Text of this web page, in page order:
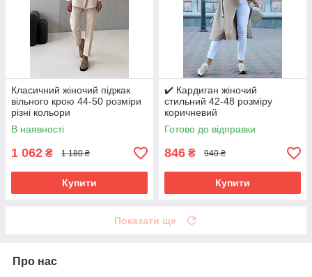
Класичний жіночий піджак
вільного крою 44-50 розміри
різні кольори
В наявності
1 062 ₴ 1 180 ₴
Купити
✔️ Кардиган жіночий
стильний 42-48 розміру
коричневий
Готово до відправки
846 ₴ 940 ₴
Купити
Показати ще
Про нас